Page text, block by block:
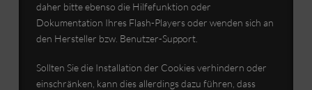
daher bitte ebenso die Hilfefunktion oder
Dokumentation Ihres Flash-Players oder wenden sich an
den Hersteller bzw. Benutzer-Support.
Sollten Sie die Installation der Cookies verhindern oder
einschränken, kann dies allerdings dazu führen, dass